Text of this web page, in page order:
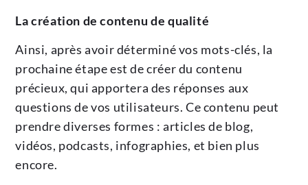
La création de contenu de qualité
Ainsi, après avoir déterminé vos mots-clés, la
prochaine étape est de créer du contenu
précieux, qui apportera des réponses aux
questions de vos utilisateurs. Ce contenu peut
prendre diverses formes : articles de blog,
vidéos, podcasts, infographies, et bien plus
encore.